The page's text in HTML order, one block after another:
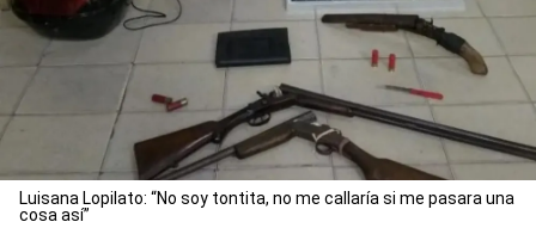
Luisana Lopilato: “No soy tontita, no me callaría si me pasara una
cosa así”